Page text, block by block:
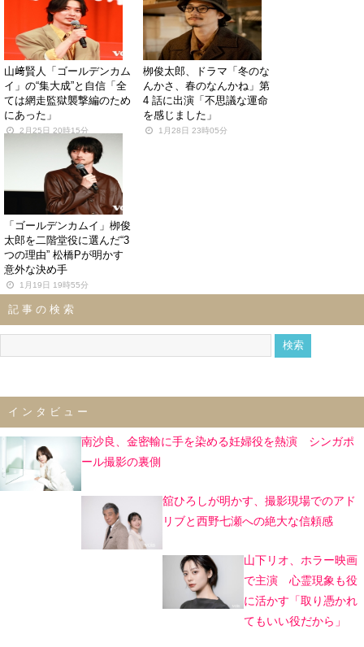
山﨑賢人「ゴールデンカム
イ」の“集大成”と自信「全
ては網走監獄襲撃編のため
にあった」
2月25日 20時15分
栁俊太郎、ドラマ「冬のな
んかさ、春のなんかね」第
4 話に出演「不思議な運命
を感じました」
1月28日 23時05分
「ゴールデンカムイ」栁俊
太郎を二階堂役に選んだ“3
つの理由” 松橋Pが明かす
意外な決め手
1月19日 19時55分
記事の検索
インタビュー
南沙良、金密輸に手を染める妊婦役を熱演 シンガポ
ール撮影の裏側
舘ひろしが明かす、撮影現場でのアド
リブと西野七瀬への絶大な信頼感
山下リオ、ホラー映画
で主演 心霊現象も役
に活かす「取り憑かれ
てもいい役だから」